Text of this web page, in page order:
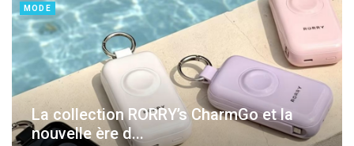
MODE
La collection RORRY’s CharmGo et la
nouvelle ère d...